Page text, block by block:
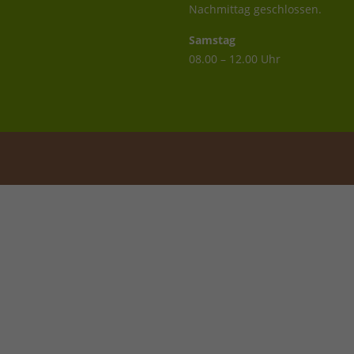
Nachmittag geschlossen.
Samstag
08.00 – 12.00 Uhr